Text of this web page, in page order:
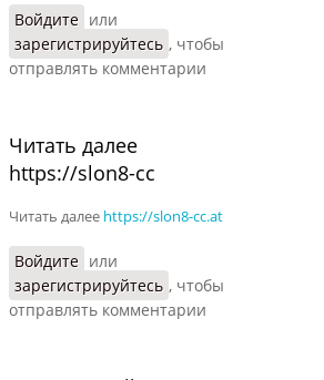
Войдите или
зарегистрируйтесь , чтобы
отправлять комментарии
Читать далее
https://slon8-cc
Читать далее https://slon8-cc.at
Войдите или
зарегистрируйтесь , чтобы
отправлять комментарии